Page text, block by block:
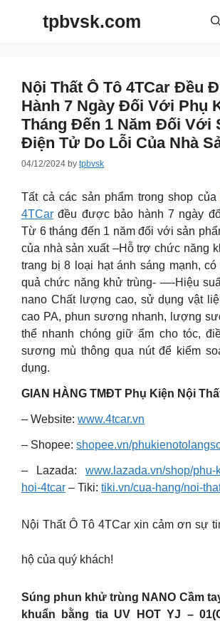
tpbvsk.com
Nội Thất Ô Tô 4TCar Đều
Hành 7 Ngày Đối Với Phụ
Tháng Đến 1 Năm Đối Với
Điện Tử Do Lỗi Của Nhà
04/12/2024 by tpbvsk
Tất cả các sản phẩm trong shop của
4TCar đều được bảo hành 7 ngày
Từ 6 tháng đến 1 năm đối với sản
của nhà sản xuất –Hỗ trợ chức năng
trang bị 8 loại hạt ánh sáng mạnh,
quả chức năng khử trùng- —-Hiệu
nano Chất lượng cao, sử dụng vật
cao PA, phun sương nhanh, lượng
thể nhanh chóng giữ ẩm cho tóc,
sương mù thông qua nút để kiểm
dụng.
GIAN HÀNG TMĐT Phụ Kiện Nội
– Website: www.4tcar.vn
– Shopee: shopee.vn/
– Lazada: www.lazada.vn/shop/phu-
hoi-4tcar – Tiki: tiki.vn/cua-hang/noi-
Nội Thất Ô Tô 4TCar xin cảm ơn sự
hộ của quý khách!
Súng phun khử trùng NANO Cầm
khuẩn bằng tia UV HOT YJ –